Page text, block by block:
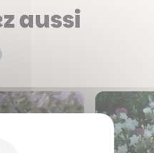
aussi